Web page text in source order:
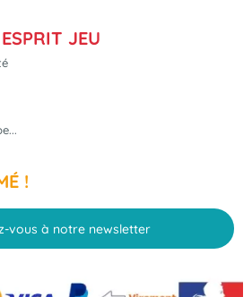
ESPRIT JEU
!
vous à notre newsletter